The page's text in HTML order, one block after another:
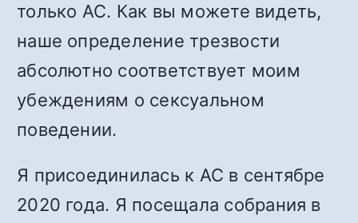
только АС. Как вы можете видеть,
наше определение трезвости
абсолютно соответствует моим
убеждениям о сексуальном
поведении.
Я присоединилась к АС в сентябре
2020 года. Я посещала собрания в